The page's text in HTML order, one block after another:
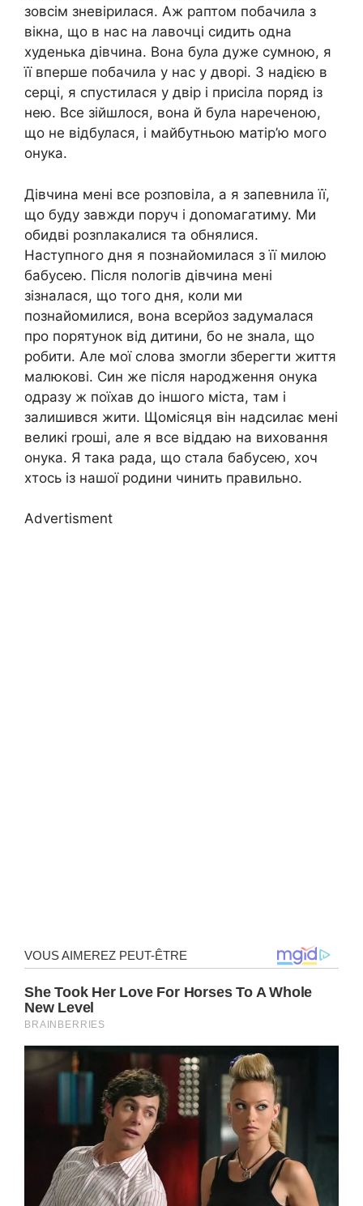
зовсім зневірилася. Аж раптом побачила з
вікна, що в нас на лавочці сидить одна
худенька дівчина. Вона була дуже сумною, я
її вперше побачила у нас у дворі. З надією в
серці, я спустилася у двір і присіла поряд із
нею. Все зійшлося, вона й була нареченою,
що не відбулася, і майбутньою матір’ю мого
онука.
Дівчина мені все розповіла, а я запевнила її,
що буду завжди поруч і доnомагатиму. Ми
обидві розnлакалися та обнялися.
Наступного дня я познайомилася з її милою
бабусею. Після nологів дівчина мені
зізналася, що того дня, коли ми
познайомилися, вона всерйоз задумалася
про порятунок від дитини, бо не знала, що
робити. Але мої слова змогли зберегти життя
малюкові. Син же після народження онука
одразу ж поїхав до іншого міста, там і
залишився жити. Щомісяця він надсилає мені
великі rроші, але я все віддаю на виховання
онука. Я така рада, що стала бабусею, хоч
хтось із нашої родини чинить правильно.
Advertisment